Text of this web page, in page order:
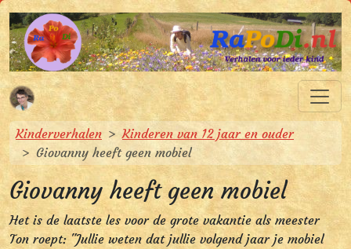
Spring naar hoofdinhoud
Spring naar hoofdnavigatie
RaPoDi.nl
Verhalen voor ieder kind
U bevindt zich hier:
Kinderverhalen
Kinderen van 12 jaar en ouder
Giovanny heeft geen mobiel
Giovanny heeft geen mobiel
Het is de laatste les voor de grote vakantie als meester
Ton roept: "Jullie weten dat jullie volgend jaar je mobiel